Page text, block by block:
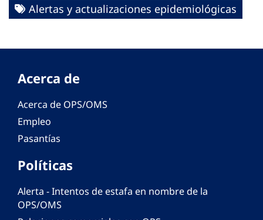
Alertas y actualizaciones epidemiológicas
Acerca de
Acerca de OPS/OMS
Empleo
Pasantías
Políticas
Alerta - Intentos de estafa en nombre de la
OPS/OMS